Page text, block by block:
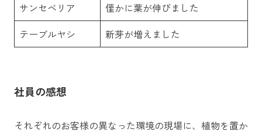
サンセベリア
僅かに葉が伸びました
テーブルヤシ
新芽が増えました
社員の感想
それぞれのお客様の異なった環境の現場に、植物を置か